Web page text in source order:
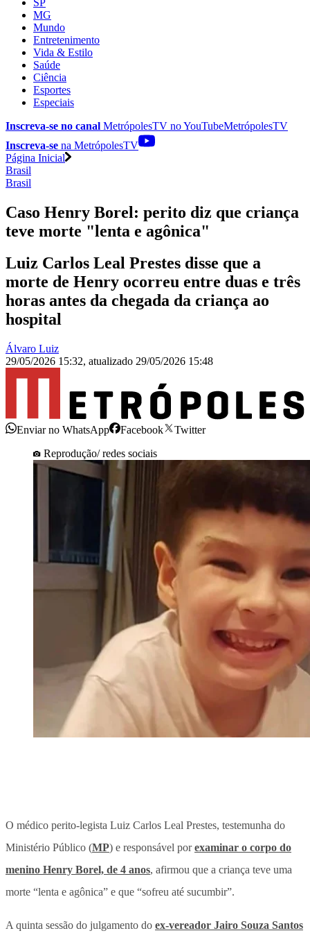
MG
Mundo
Entretenimento
Vida & Estilo
Saúde
Ciência
Esportes
Especiais
Inscreva-se no canal MetrópolesTV noYouTubeMetrópolesTV
Inscreva-se na MetrópolesTV
Página Inicial
Brasil
Brasil
Caso Henry Borel: perito diz que criança
teve morte "lenta e agônica"
Luiz Carlos Leal Prestes disse que a
morte de Henry ocorreu entre duas e três
horas antes da chegada da criança ao
hospital
Álvaro Luiz
29/05/2026 15:32, atualizado 29/05/2026 15:48
Enviar no WhatsApp Facebook
Twitter
Reprodução/ redes sociais
O médico perito-legista Luiz Carlos Leal Prestes, testemunha do
Ministério Público (MP) e responsável porexaminar o corpo do
menino Henry Borel, de 4 anos, afirmou que a criança teve uma
morte “lenta e agônica” e que “sofreu até sucumbir”.
A quinta sessão do julgamento do ex-vereador Jairo Souza Santos